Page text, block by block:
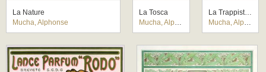
La Nature
Mucha, Alphonse
La Tosca
Mucha, Alphonse
La Trappistine
Mucha, Alphonse